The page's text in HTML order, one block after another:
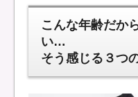
こんな年齢だか
い…
そう感じる３つ